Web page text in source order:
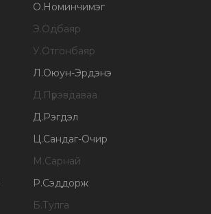
О.Номинчимэг
Э.Одбаяр
У.Отгонбаяр
Л.Оюун-Эрдэнэ
Д.Пүрэвдаваа
Д.Рэгдэл
Ц.Сандаг-Очир
М.Сарнай
Р.Сэддорж
Б.Тулга